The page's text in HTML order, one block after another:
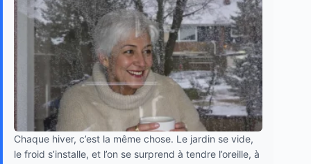
Chaque hiver, c’est la même chose. Le jardin se vide,
le froid s’installe, et l’on se surprend à tendre l’oreille, à